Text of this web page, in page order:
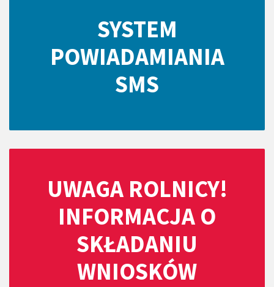
SYSTEM
POWIADAMIANIA
SMS
UWAGA ROLNICY!
INFORMACJA O
SKŁADANIU
WNIOSKÓW